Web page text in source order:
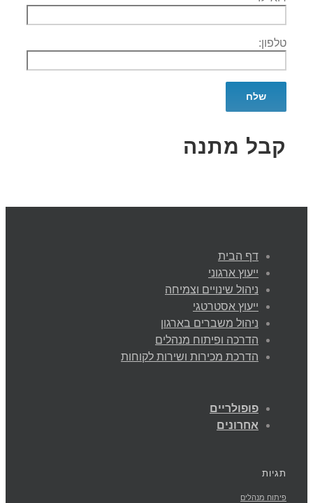
טלפון:
קבל מתנה
דף הבית
ייעוץ ארגוני
ניהול שינויים וצמיחה
ייעוץ אסטרטגי
ניהול משברים בארגון
הדרכה ופיתוח מנהלים
הדרכת מכירות ושירות לקוחות
פופולריים
אחרונים
תגיות
פיתוח מנהלים